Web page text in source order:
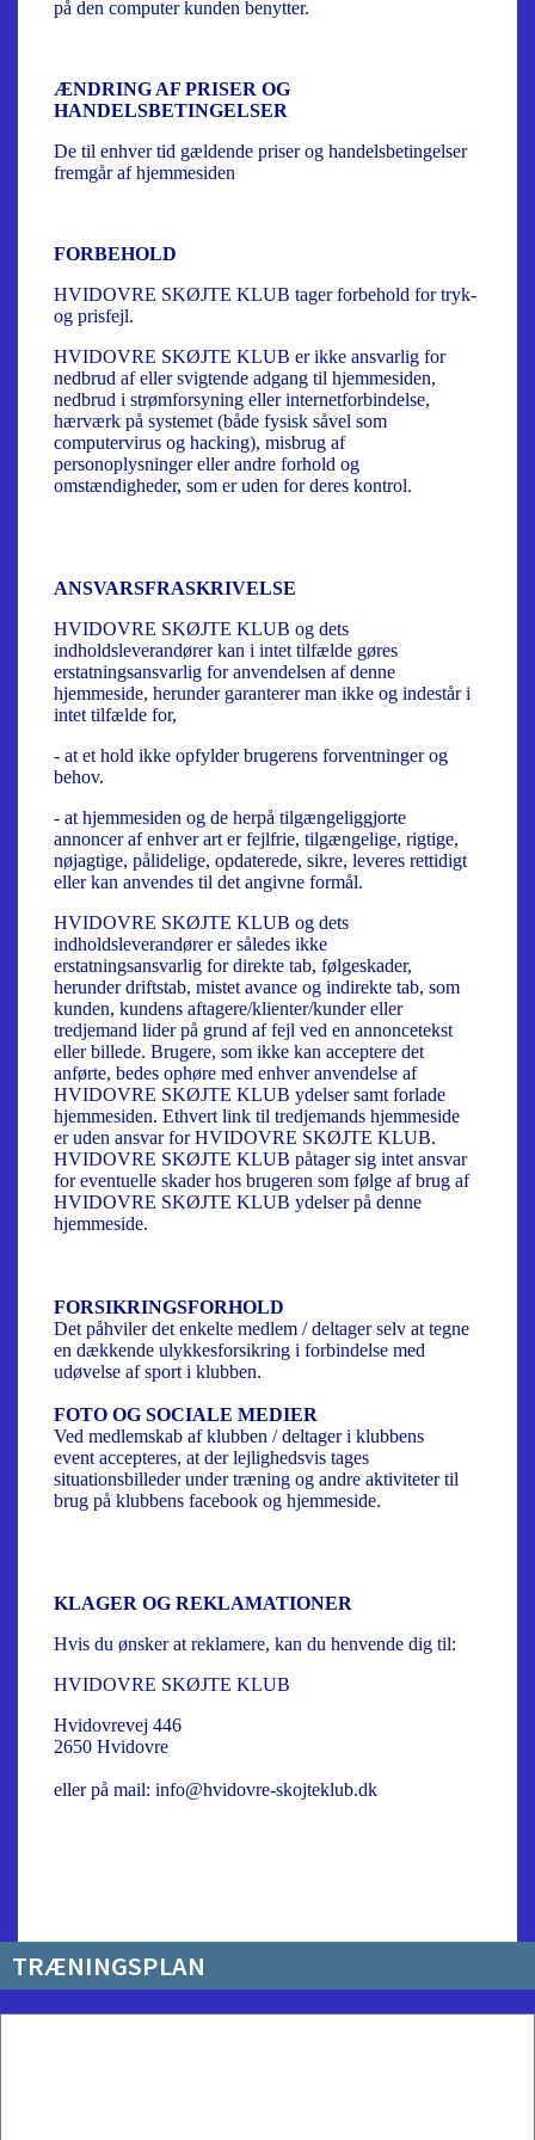
på den computer kunden benytter.
ÆNDRING AF PRISER OG
HANDELSBETINGELSER
De til enhver tid gældende priser og handelsbetingelser
fremgår af hjemmesiden
FORBEHOLD
HVIDOVRE SKØJTE KLUB tager forbehold for tryk-
og prisfejl.
HVIDOVRE SKØJTE KLUB er ikke ansvarlig for
nedbrud af eller svigtende adgang til hjemmesiden,
nedbrud i strømforsyning eller internetforbindelse,
hærværk på systemet (både fysisk såvel som
computervirus og hacking), misbrug af
personoplysninger eller andre forhold og
omstændigheder, som er uden for deres kontrol.
ANSVARSFRASKRIVELSE
HVIDOVRE SKØJTE KLUB og dets
indholdsleverandører kan i intet tilfælde gøres
erstatningsansvarlig for anvendelsen af denne
hjemmeside, herunder garanterer man ikke og indestår i
intet tilfælde for,
- at et hold ikke opfylder brugerens forventninger og
behov.
- at hjemmesiden og de herpå tilgængeliggjorte
annoncer af enhver art er fejlfrie, tilgængelige, rigtige,
nøjagtige, pålidelige, opdaterede, sikre, leveres rettidigt
eller kan anvendes til det angivne formål.
HVIDOVRE SKØJTE KLUB og dets
indholdsleverandører er således ikke
erstatningsansvarlig for direkte tab, følgeskader,
herunder driftstab, mistet avance og indirekte tab, som
kunden, kundens aftagere/klienter/kunder eller
tredjemand lider på grund af fejl ved en annoncetekst
eller billede. Brugere, som ikke kan acceptere det
anførte, bedes ophøre med enhver anvendelse af
HVIDOVRE SKØJTE KLUB ydelser samt forlade
hjemmesiden. Ethvert link til tredjemands hjemmeside
er uden ansvar for HVIDOVRE SKØJTE KLUB.
HVIDOVRE SKØJTE KLUB påtager sig intet ansvar
for eventuelle skader hos brugeren som følge af brug af
HVIDOVRE SKØJTE KLUB ydelser på denne
hjemmeside.
FORSIKRINGSFORHOLD
Det påhviler det enkelte medlem / deltager selv at tegne
en dækkende ulykkesforsikring i forbindelse med
udøvelse af sport i klubben.
FOTO OG SOCIALE MEDIER
Ved medlemskab af klubben / deltager i klubbens
event accepteres, at der lejlighedsvis tages
situationsbilleder under træning og andre aktiviteter til
brug på klubbens facebook og hjemmeside.
KLAGER OG REKLAMATIONER
Hvis du ønsker at reklamere, kan du henvende dig til:
HVIDOVRE SKØJTE KLUB
Hvidovrevej 446
2650 Hvidovre
eller på mail: info@hvidovre-skojteklub.dk
TRÆNINGSPLAN